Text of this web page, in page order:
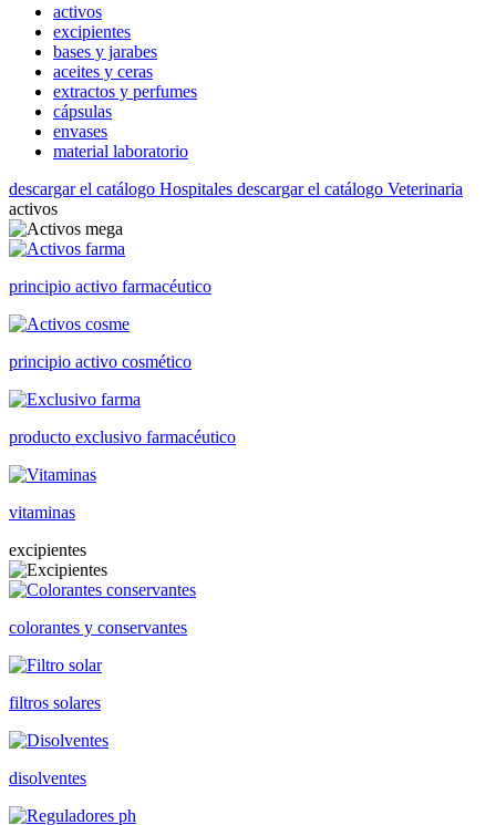
activos
excipientes
bases y jarabes
aceites y ceras
extractos y perfumes
cápsulas
envases
material laboratorio
descargar el catálogo Hospitales descargar el catálogo Veterinaria
activos
principio activo farmacéutico
principio activo cosmético
producto exclusivo farmacéutico
vitaminas
excipientes
colorantes y conservantes
filtros solares
disolventes